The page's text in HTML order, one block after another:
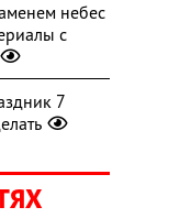
небес
с
7